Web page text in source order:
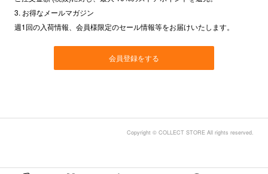
3. お得なメールマガジン
週1回の入荷情報、会員様限定のセール情報等をお届けいたします。
会員登録をする
Copyright © COLLECT STORE All rights reserved.